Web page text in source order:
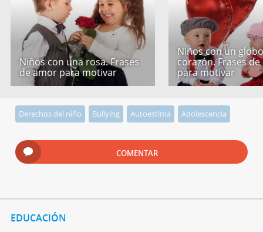
Niños con una rosa. Frases
de amor para motivar
Niños con un
corazón. Frases
para motivar
Derechos del niño Bullying Autoestima Adolescencia
COMENTAR
EDUCACIÓN